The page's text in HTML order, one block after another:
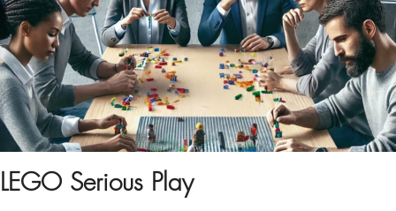
LEGO Serious Play